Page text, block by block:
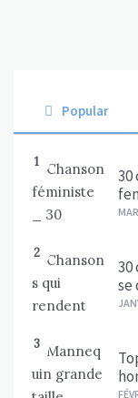
Popular
1
30
2
30
se
3